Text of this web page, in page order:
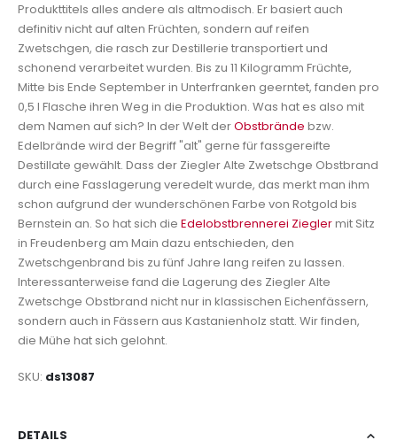
Produkttitels alles andere als altmodisch. Er basiert auch
definitiv nicht auf alten Früchten, sondern auf reifen
Zwetschgen, die rasch zur Destillerie transportiert und
schonend verarbeitet wurden. Bis zu 11 Kilogramm Früchte,
Mitte bis Ende September in Unterfranken geerntet, fanden pro
0,5 l Flasche ihren Weg in die Produktion. Was hat es also mit
dem Namen auf sich? In der Welt derObstbrände bzw.
Edelbrände wird der Begriff "alt" gerne für fassgereifte
Destillate gewählt. Dass der Ziegler Alte Zwetschge Obstbrand
durch eine Fasslagerung veredelt wurde, das merkt man ihm
schon aufgrund der wunderschönen Farbe von Rotgold bis
Bernstein an. So hat sich die Edelobstbrennerei Zieglermit Sitz
in Freudenberg am Main dazu entschieden, den
Zwetschgenbrand bis zu fünf Jahre lang reifen zu lassen.
Interessanterweise fand die Lagerung des Ziegler Alte
Zwetschge Obstbrand nicht nur in klassischen Eichenfässern,
sondern auch in Fässern aus Kastanienholz statt. Wir finden,
die Mühe hat sich gelohnt.
SKU ds13087
DETAILS